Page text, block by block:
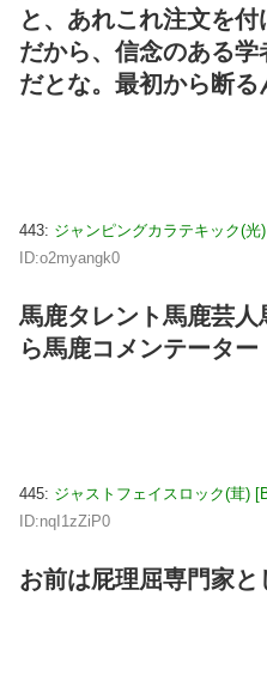
と、あれこれ注文を付
だから、信念のある
だとな。最初から断る
443: ジャンピングカラテキック(光
ID:o2myangk0
馬鹿タレント馬鹿芸
ら馬鹿コメンテーター
445: ジャストフェイスロック(茸)
ID:nqI1zZiP0
お前は屁理屈専門家と